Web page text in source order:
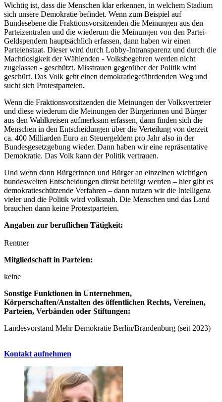
Wichtig ist, dass die Menschen klar erkennen, in welchem Stadium
sich unsere Demokratie befindet. Wenn zum Beispiel auf
Bundesebene die Fraktionsvorsitzenden die Meinungen aus den
Parteizentralen und die wiederum die Meinungen von den Partei-
Geldspendern hauptsächlich erfassen, dann haben wir einen
Parteienstaat. Dieser wird durch Lobby-Intransparenz und durch die
Machtlosigkeit der Wählenden - Volksbegehren werden nicht
zugelassen - geschützt. Misstrauen gegenüber der Politik wird
geschürt. Das Volk geht einen demokratiegefährdenden Weg und
sucht sich Protestparteien.
Wenn die Fraktionsvorsitzenden die Meinungen der Volksvertreter
und diese wiederum die Meinungen der Bürgerinnen und Bürger
aus den Wahlkreisen aufmerksam erfassen, dann finden sich die
Menschen in den Entscheidungen über die Verteilung von derzeit
ca. 400 Milliarden Euro an Steuergeldern pro Jahr also in der
Bundesgesetzgebung wieder. Dann haben wir eine repräsentative
Demokratie. Das Volk kann der Politik vertrauen.
Und wenn dann Bürgerinnen und Bürger an einzelnen wichtigen
bundesweiten Entscheidungen direkt beteiligt werden – hier gibt es
demokratieschützende Verfahren – dann nutzen wir die Intelligenz
vieler und die Politik wird volksnah. Die Menschen und das Land
brauchen dann keine Protestparteien.
Angaben zur beruflichen Tätigkeit:
Rentner
Mitgliedschaft in Parteien:
keine
Sonstige Funktionen in Unternehmen,
Körperschaften/Anstalten des öffentlichen Rechts, Vereinen,
Parteien, Verbänden oder Stiftungen:
Landesvorstand Mehr Demokratie Berlin/Brandenburg (seit 2023)
Kontakt aufnehmen